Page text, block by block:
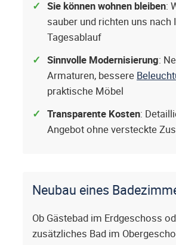
Sie können wohnen bleiben:
sauber und richten uns nach
Tagesablauf
Sinnvolle Modernisierung:
Armaturen, bessere
praktische Möbel
Transparente Kosten:
Angebot ohne versteckte
Neubau eines
Ob Gästebad im Erdgeschoss
zusätzliches Bad im